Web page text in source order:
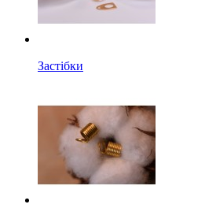
Застібки